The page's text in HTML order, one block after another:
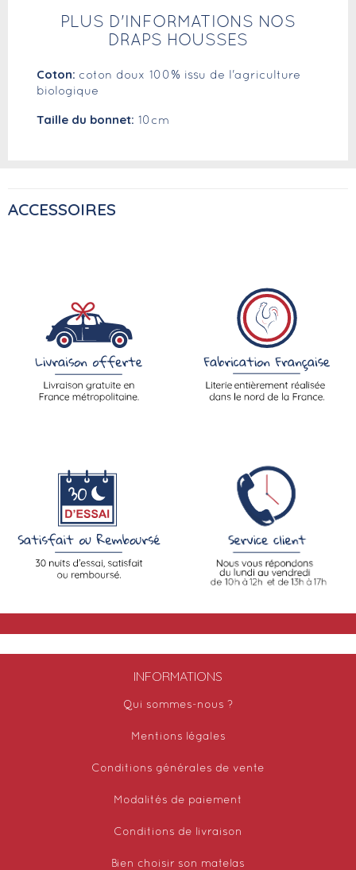
PLUS D'INFORMATIONS NOS
DRAPS HOUSSES
Coton: coton doux 100% issu de l'agriculture
biologique
Taille du bonnet: 10cm
ACCESSOIRES
INFORMATIONS
Qui sommes-nous ?
Mentions légales
Conditions générales de vente
Modalités de paiement
Conditions de livraison
Bien choisir son matelas